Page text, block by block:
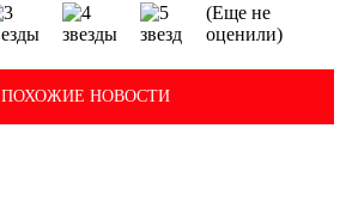
(Еще не
оценили)
ПОХОЖИЕ НОВОСТИ